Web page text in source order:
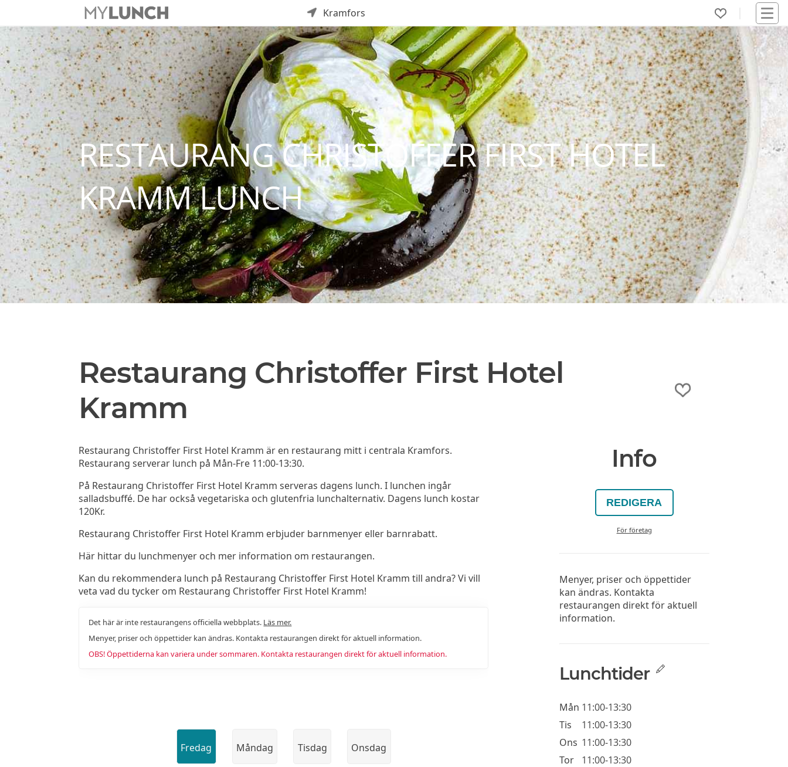
Kramfors
RESTAURANG CHRISTOFFER FIRST HOTEL
KRAMM LUNCH
Restaurang Christoffer First Hotel
Kramm
Restaurang Christoffer First Hotel Kramm är en restaurang mitt i centrala Kramfors.
Restaurang serverar lunch på Mån-Fre 11:00-13:30.
På Restaurang Christoffer First Hotel Kramm serveras dagens lunch. I lunchen ingår
salladsbuffé. De har också vegetariska och glutenfria lunchalternativ. Dagens lunch kostar
120Kr.
Restaurang Christoffer First Hotel Kramm erbjuder barnmenyer eller barnrabatt.
Här hittar du lunchmenyer och mer information om restaurangen.
Kan du rekommendera lunch på Restaurang Christoffer First Hotel Kramm till andra? Vi vill
veta vad du tycker om Restaurang Christoffer First Hotel Kramm!
Det här är inte restaurangens officiella webbplats. Läs mer.
Menyer, priser och öppettider kan ändras. Kontakta restaurangen direkt för aktuell information.
OBS! Öppettiderna kan variera under sommaren. Kontakta restaurangen direkt för aktuell information.
Fredag Måndag Tisdag Onsdag
Info
REDIGERA
För företag
Menyer, priser och öppettider
kan ändras. Kontakta
restaurangen direkt för aktuell
information.
Lunchtider
Mån 11:00-13:30
Tis
11:00-13:30
Ons 11:00-13:30
Tor
11:00-13:30